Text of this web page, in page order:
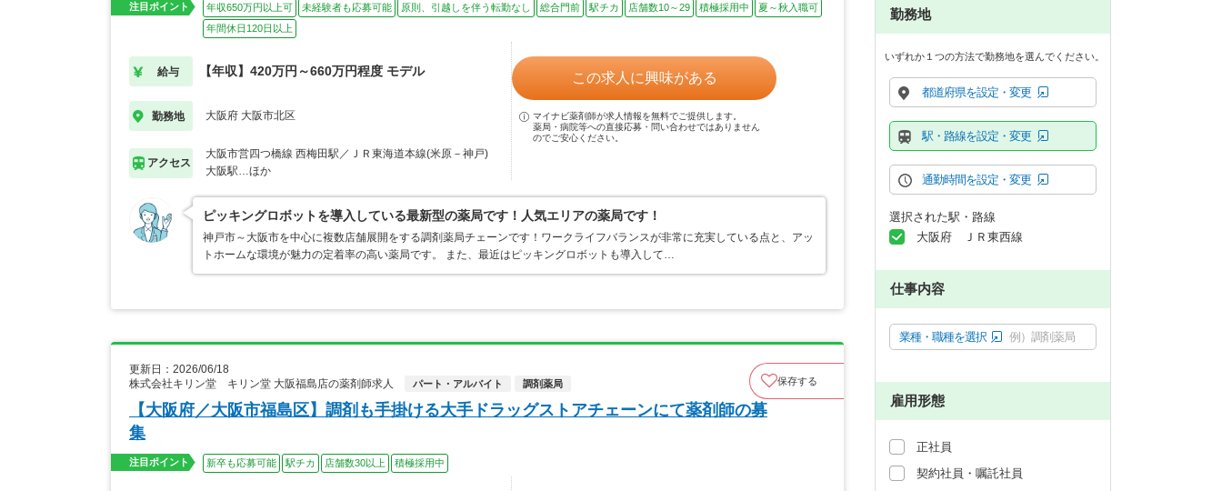
注目ポイント 年収650万円以上可 未経験者も応募可能 原則、引越しを伴う転勤なし 総合門前 駅チカ 店舗数10～29 積極採用中
夏～秋入職可
年間休日120日以上
給与 【年収】420万円～660万円程度 モデル
勤務地 大阪府 大阪市北区
アクセス
大阪市営四つ橋線 西梅田駅／ＪＲ東海道本線(米原－神戸)
大阪駅…ほか
この求人に興味がある
マイナビ薬剤師が求人情報を無料でご提供します。
薬局・病院等への直接応募・問い合わせではありません
のでご安心ください。
ピッキングロボットを導入している最新型の薬局です！人気エリアの薬局です！
神戸市～大阪市を中心に複数店舗展開をする調剤薬局チェーンです！ワークライフバランスが非常に充実している点と、アッ
トホームな環境が魅力の定着率の高い薬局です。 また、最近はピッキングロボットも導入して…
更新日：2026/06/18
株式会社キリン堂 キリン堂 大阪福島店の薬剤師求人
パート・アルバイト 調剤薬局 保存する
【大阪府／大阪市福島区】調剤も手掛ける大手ドラッグストアチェーンにて薬剤師の募
集
注目ポイント 新卒も応募可能 駅チカ 店舗数30以上 積極採用中
勤務地
いずれか１つの方法で勤務地を選んでください。
都道府県を設定・変更
駅・路線を設定・変更
通勤時間を設定・変更
選択された駅・路線
大阪府 ＪＲ東西線
仕事内容
業種・職種を選択 例）調剤薬局
雇用形態
正社員
契約社員・嘱託社員